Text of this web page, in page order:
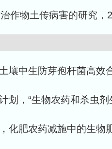
作物土传病害的研究，
壤中生防芽孢杆菌高效
划，“生物农药和杀虫
化肥农药减施中的生物